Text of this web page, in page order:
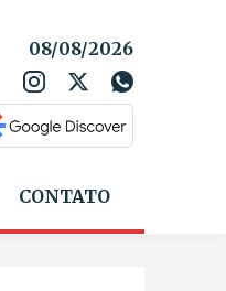
08/08/2026
CONTATO